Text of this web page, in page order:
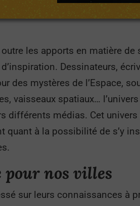
les apports en matière
Dessinateurs,
des mystères de l’Espace,
vaisseaux spatiaux… l’univers
différents médias. Cet
à la possibilité de s’y
pour nos villes
sur leurs connaissances à